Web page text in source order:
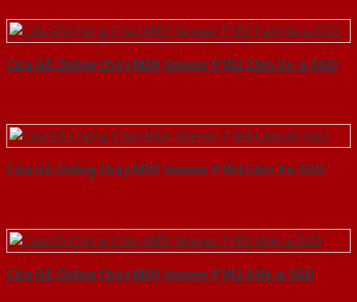
Cửa Gỗ Chống Cháy MDF Veneer P1R2 Căm Xe-a-SGD
Cửa Gỗ Chống Cháy MDF Veneer P1R4 Căm Xe-SGD
Cửa Gỗ Chống Cháy MDF Veneer P1R2 ASH-a-SGD